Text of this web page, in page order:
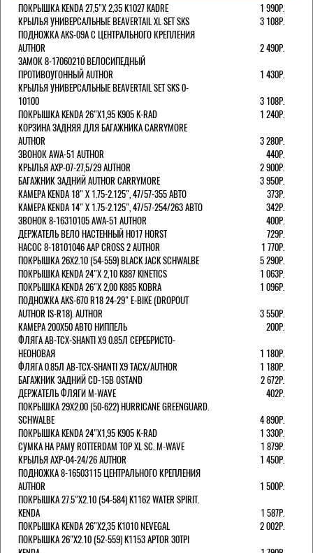
ПОКРЫШКА KENDA 27,5"Х 2,35 K1027 KADRE
1 990Р.
КРЫЛЬЯ УНИВЕРСАЛЬНЫЕ BEAVERTAIL XL SET SKS
3 108Р.
ПОДНОЖКА AKS-09A C ЦЕНТРАЛЬНОГО КРЕПЛЕНИЯ
AUTHOR
2 490Р.
ЗАМОК 8-17060210 ВЕЛОСИПЕДНЫЙ
ПРОТИВОУГОННЫЙ AUTHOR
1 430Р.
КРЫЛЬЯ УНИВЕРСАЛЬНЫЕ BEAVERTAIL SET SKS 0-
10100
3 108Р.
ПОКРЫШКА KENDA 26"Х1,95 K905 K-RAD
1 240Р.
КОРЗИНА ЗАДНЯЯ ДЛЯ БАГАЖНИКА CARRYMORE
AUTHOR
3 280Р.
ЗВОНОК AWA-51 AUTHOR
440Р.
КРЫЛЬЯ AXP-07-27,5/29 AUTHOR
2 900Р.
БАГАЖНИК ЗАДНИЙ AUTHOR CARRYMORE
3 950Р.
КАМЕРА KENDA 18" Х 1.75-2.125", 47/57-355 АВТО
373Р.
КАМЕРА KENDA 14" Х 1.75-2.125", 47/57-254/263 АВТО
342Р.
ЗВОНОК 8-16310105 AWA-51 AUTHOR
400Р.
ДЕРЖАТЕЛЬ ВЕЛО НАСТЕННЫЙ H017 HORST
729Р.
НАСОС 8-18101046 AAP CROSS 2 AUTHOR
1 770Р.
ПОКРЫШКА 26X2.10 (54-559) BLACK JACK SCHWALBE
5 290Р.
ПОКРЫШКА KENDA 24"Х 2,10 K887 KINETICS
1 063Р.
ПОКРЫШКА KENDA 26"Х 2,00 K885 KOBRA
1 096Р.
ПОДНОЖКА AKS-670 R18 24-29" E-BIKE (DROPOUT
AUTHOR IS-R18). AUTHOR
3 550Р.
КАМЕРА 200Х50 АВТО НИППЕЛЬ
200Р.
ФЛЯГА AB-TCX-SHANTI X9 0.85Л СЕРЕБРИСТО-
НЕОНОВАЯ
1 180Р.
ФЛЯГА 0.85Л AB-TCX-SHANTI X9 TACX/AUTHOR
1 180Р.
БАГАЖНИК ЗАДНИЙ CD-15B OSTAND
2 672Р.
ДЕРЖАТЕЛЬ ФЛЯГИ M-WAVE
402Р.
ПОКРЫШКА 29X2.00 (50-622) HURRICANE GREENGUARD.
SCHWALBE
4 890Р.
ПОКРЫШКА KENDA 24"Х1,95 K905 K-RAD
1 330Р.
СУМКА НА РАМУ ROTTERDAM TOP XL SC. M-WAVE
1 879Р.
КРЫЛЬЯ AXP-04-24/26 AUTHOR
1 450Р.
ПОДНОЖКА 8-16503115 ЦЕНТРАЛЬНОГО КРЕПЛЕНИЯ
AUTHOR
1 500Р.
ПОКРЫШКА 27.5"Х2.10 (54-584) K1162 WATER SPIRIT.
KENDA
1 587Р.
ПОКРЫШКА KENDA 26"Х2,35 K1010 NEVEGAL
2 002Р.
ПОКРЫШКА 26"Х2.10 (52-559) K1153 APTOR 30TPI